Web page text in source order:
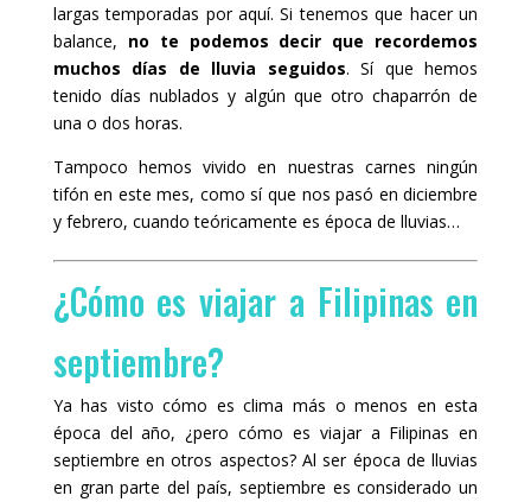
largas temporadas por aquí. Si tenemos que hacer un
balance, no te podemos decir que recordemos
muchos días de lluvia seguidos. Sí que hemos
tenido días nublados y algún que otro chaparrón de
una o dos horas.
Tampoco hemos vivido en nuestras carnes ningún
tifón en este mes, como sí que nos pasó en diciembre
y febrero, cuando teóricamente es época de lluvias…
¿Cómo es viajar a Filipinas en
septiembre?
Ya has visto cómo es clima más o menos en esta
época del año, ¿pero cómo es viajar a Filipinas en
septiembre en otros aspectos? Al ser época de lluvias
en gran parte del país, septiembre es considerado un